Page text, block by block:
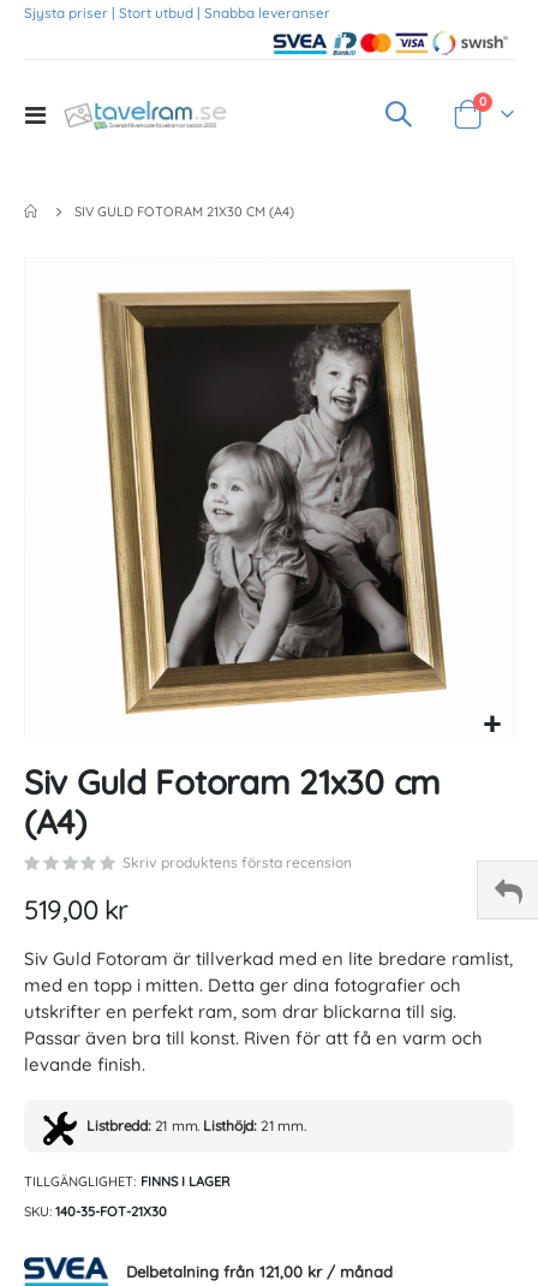
Sjysta priser | Stort utbud | Snabba leveranser
Toggle
Varukorg
0
SIV GULD FOTORAM 21X30 CM (A4)
to
the
beginning
the
images
gallery
Siv Guld Fotoram 21x30 cm
(A4)
Skriv produktens första recension
519,00 kr
Siv Guld Fotoram är tillverkad med en lite bredare ramlist,
med en topp i mitten. Detta ger dina fotografier och
utskrifter en perfekt ram, som drar blickarna till sig.
Passar även bra till konst. Riven för att få en varm och
levande finish.
Listbredd:21 mm. Listhöjd: 21 mm.
TILLGÄNGLIGHET: FINNS I LAGER
SKU 140-35-FOT-21X30
Delbetalning från 121,00 kr/ månad